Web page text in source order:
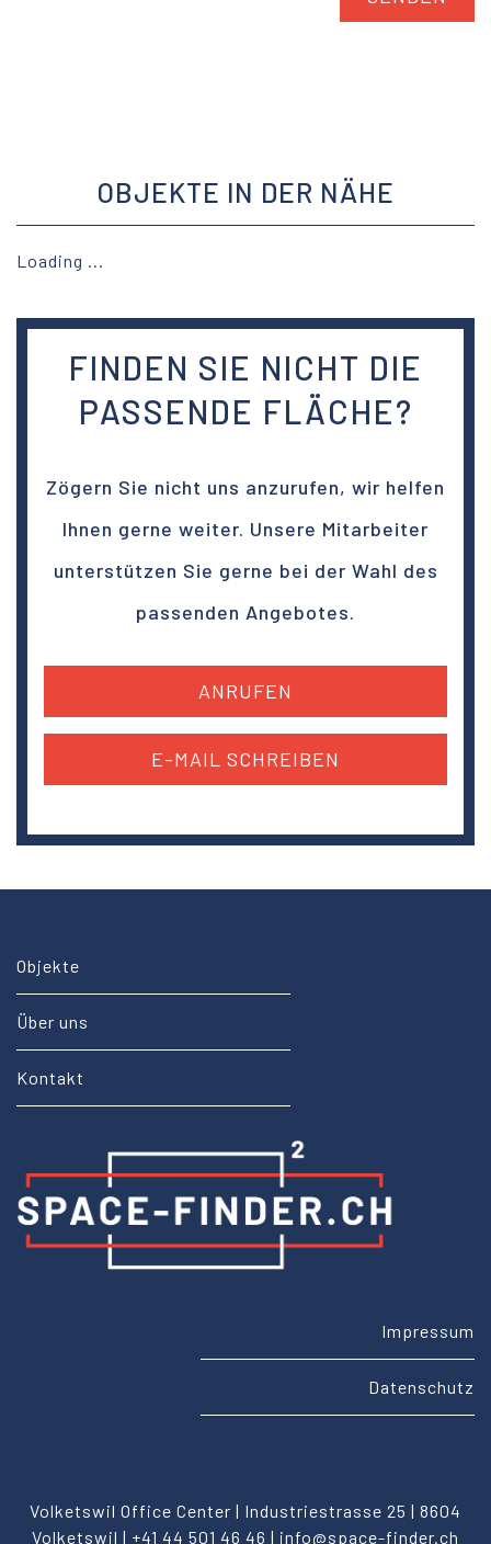
OBJEKTE IN DER NÄHE
Loading ...
FINDEN SIE NICHT DIE
PASSENDE FLÄCHE?
Zögern Sie nicht uns anzurufen, wir helfen
Ihnen gerne weiter. Unsere Mitarbeiter
unterstützen Sie gerne bei der Wahl des
passenden Angebotes.
ANRUFEN
E-MAIL SCHREIBEN
Objekte
Über uns
Kontakt
Impressum
Datenschutz
Volketswil Office Center | Industriestrasse 25 | 8604
Volketswil | +41 44 501 46 46 | info@space-finder.ch